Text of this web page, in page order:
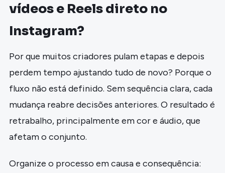
vídeos e Reels direto no
Instagram?
Por que muitos criadores pulam etapas e depois
perdem tempo ajustando tudo de novo? Porque o
fluxo não está definido. Sem sequência clara, cada
mudança reabre decisões anteriores. O resultado é
retrabalho, principalmente em cor e áudio, que
afetam o conjunto.
Organize o processo em causa e consequência: